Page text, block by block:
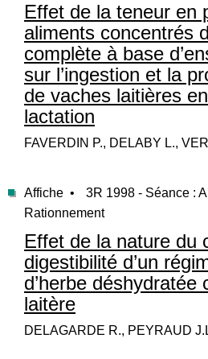
Effet de la teneur en
aliments concentrés
complète à base
sur l’ingestion et la
de vaches laitières
lactation
FAVERDIN P., DELABY L.,
Affiche •
3R 1998 - Séance :
Rationnement
Effet de la nature du
digestibilité d’un
d’herbe déshydratée
laitère
DELAGARDE R., PEYRAUD